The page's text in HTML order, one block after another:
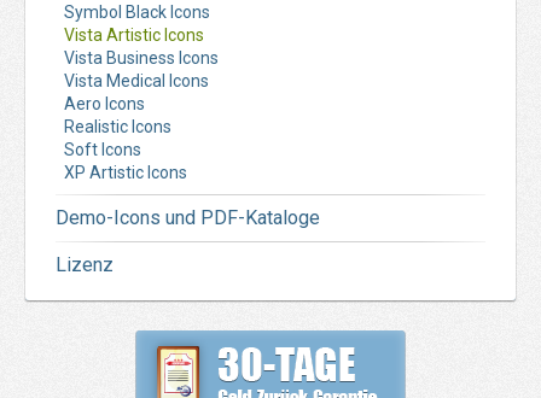
Symbol Black Icons
Vista Artistic Icons
Vista Business Icons
Vista Medical Icons
Aero Icons
Realistic Icons
Soft Icons
XP Artistic Icons
Demo-Icons und PDF-Kataloge
Lizenz